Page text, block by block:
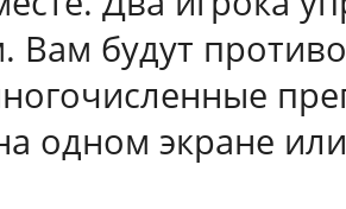
Вам будут
одном экране